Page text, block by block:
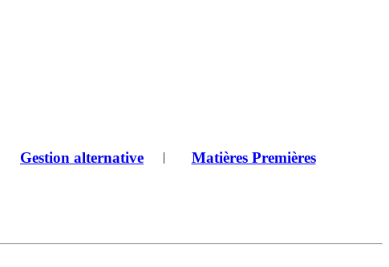
Gestion alternative | Matières Premières